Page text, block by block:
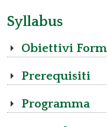
Syllabus
Obiettivi
Prerequisiti
Programma